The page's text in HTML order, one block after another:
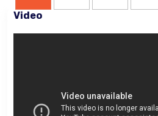
Video